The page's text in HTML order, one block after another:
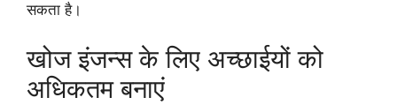
सकता है।
खोज इंजन्स के लिए अच्छाईयों को
अधिकतम बनाएं